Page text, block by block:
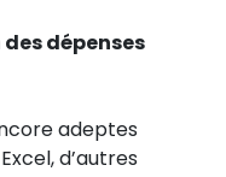
dépenses
adeptes
d’autres